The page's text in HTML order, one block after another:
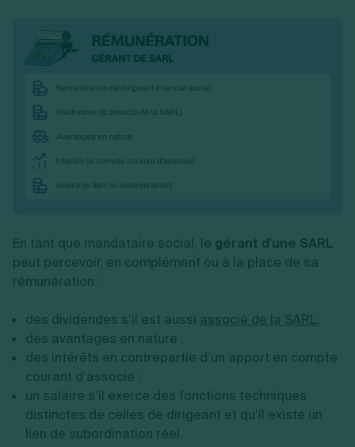
En tant que mandataire social, le gérant d'une SARL
peut percevoir, en complément ou à la place de sa
rémunération :
des dividendes s’il est aussi associé de la SARL;
des avantages en nature ;
des intérêts en contrepartie d’un apport en compte
courant d’associé ;
un salaire s’il exerce des fonctions techniques
distinctes de celles de dirigeant et qu’il existe un
lien de subordination réel.